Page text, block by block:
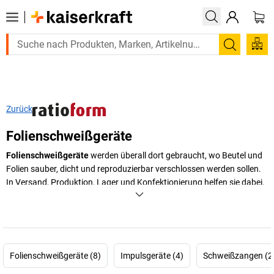
Suchen
Zurück
Folienschweißgeräte
Folienschweißgerätewerden überall dort gebraucht, wo Beutel und
Folien sauber, dicht und reproduzierbar verschlossen werden sollen.
In Versand, Produktion, Lager und Konfektionierung helfen sie dabei,
Verpackungseinheiten zuverlässig vorzubereiten und Produkte vor
Entscheidend ist, dass Schweißzeit, Nahtqualität und Handhabung
Folienschweißgeräte (8) Impulsgeräte (4) Schweißzangen